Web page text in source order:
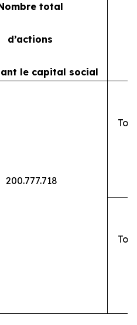
total
d’actions
le capital social
200.777.718